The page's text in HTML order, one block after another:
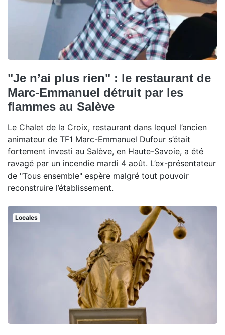
"Je n’ai plus rien" : le restaurant de
Marc-Emmanuel détruit par les
flammes au Salève
Le Chalet de la Croix, restaurant dans lequel l’ancien
animateur de TF1 Marc-Emmanuel Dufour s’était
fortement investi au Salève, en Haute-Savoie, a été
ravagé par un incendie mardi 4 août. L’ex-présentateur
de "Tous ensemble" espère malgré tout pouvoir
reconstruire l’établissement.
Locales